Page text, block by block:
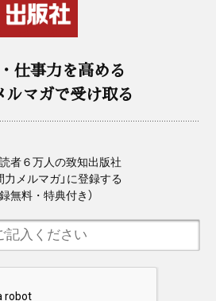
仕事力を高める
ルマガで受け取る
者６万人の致知出版社
力メルマガ」に登録する
録無料・特典付き）